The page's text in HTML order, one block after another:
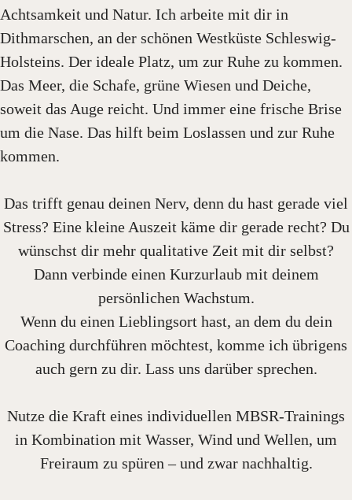
Achtsamkeit und Natur. Ich arbeite mit dir in
Dithmarschen, an der schönen Westküste Schleswig-
Holsteins. Der ideale Platz, um zur Ruhe zu kommen.
Das Meer, die Schafe, grüne Wiesen und Deiche,
soweit das Auge reicht. Und immer eine frische Brise
um die Nase. Das hilft beim Loslassen und zur Ruhe
kommen.
Das trifft genau deinen Nerv, denn du hast gerade viel
Stress? Eine kleine Auszeit käme dir gerade recht? Du
wünschst dir mehr qualitative Zeit mit dir selbst?
Dann verbinde einen Kurzurlaub mit deinem
persönlichen Wachstum.
Wenn du einen Lieblingsort hast, an dem du dein
Coaching durchführen möchtest, komme ich übrigens
auch gern zu dir. Lass uns darüber sprechen.
Nutze die Kraft eines individuellen MBSR-Trainings
in Kombination mit Wasser, Wind und Wellen, um
Freiraum zu spüren – und zwar nachhaltig.